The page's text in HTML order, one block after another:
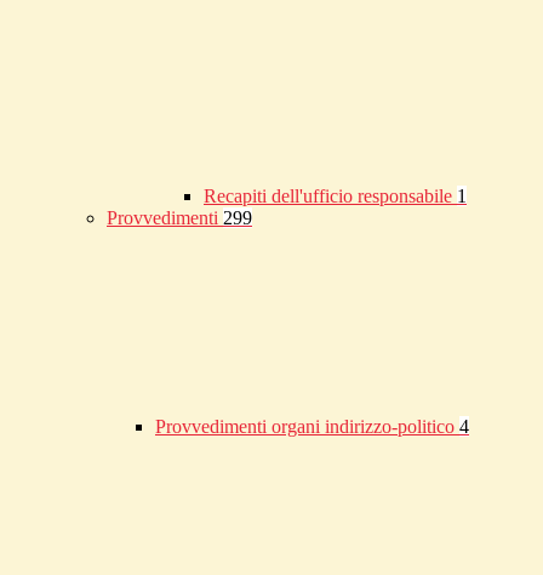
Recapiti dell'ufficio responsabile 1
Provvedimenti 299
Provvedimenti organi indirizzo-politico 4